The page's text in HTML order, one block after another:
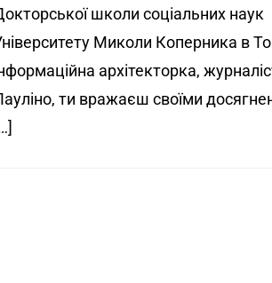
школи соціальних наук
Миколи Коперника в
архітекторка,
ти вражаєш своїми